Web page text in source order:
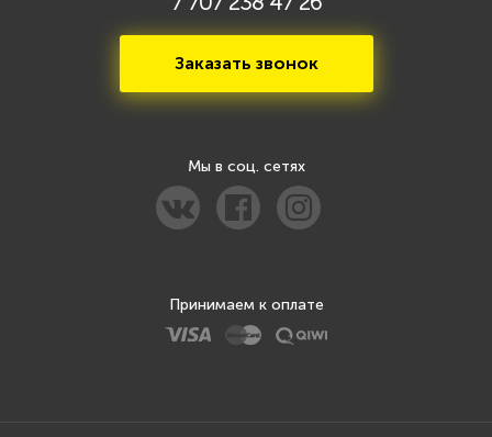
Заказать звонок
Мы в соц. сетях
Принимаем к оплате